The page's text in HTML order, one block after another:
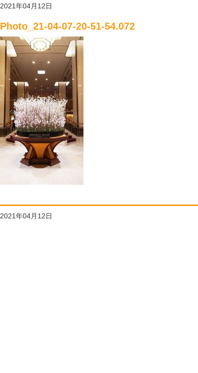
2021年04月12日
Photo_21-04-07-20-51-54.072
2021年04月12日